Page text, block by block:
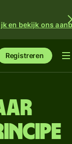
en bekijk ons
Registreren